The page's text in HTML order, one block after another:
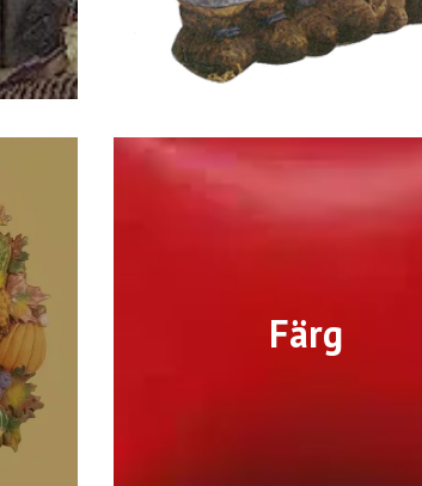
Färg